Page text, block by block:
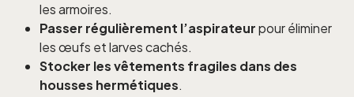
les armoires.
Passer régulièrement l’aspirateurpour éliminer
les œufs et larves cachés.
Stocker les vêtements fragiles dans des
housses hermétiques.